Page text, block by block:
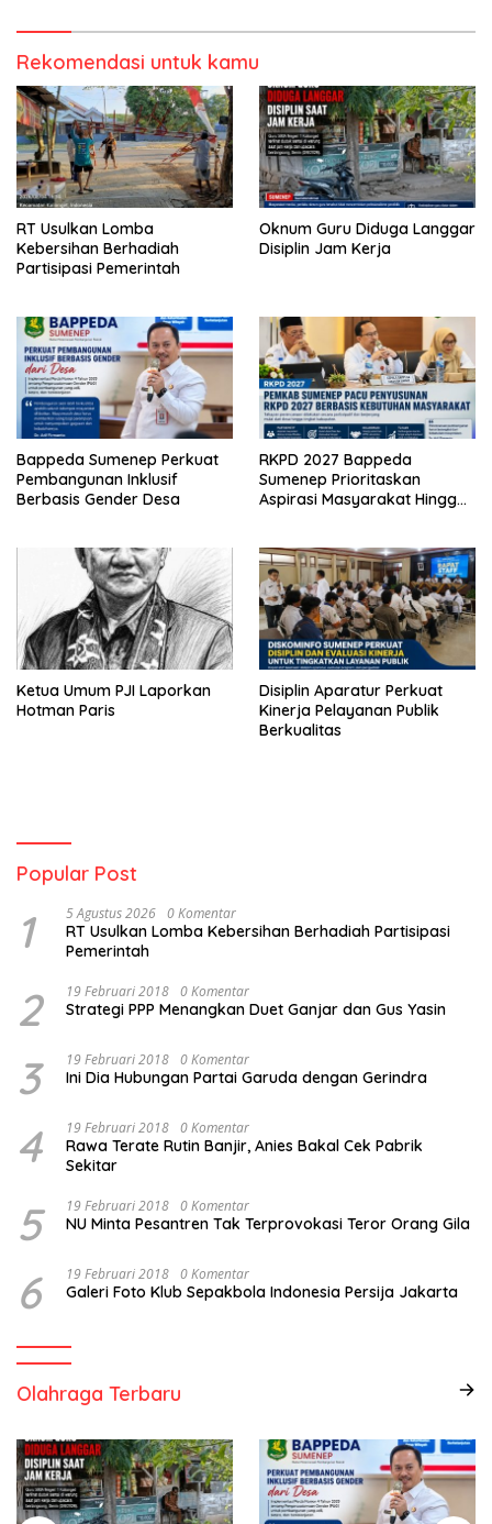
Rekomendasi untuk kamu
RT Usulkan Lomba
Kebersihan Berhadiah
Partisipasi Pemerintah
Oknum Guru Diduga Langgar
Disiplin Jam Kerja
Bappeda Sumenep Perkuat
Pembangunan Inklusif
Berbasis Gender Desa
RKPD 2027 Bappeda
Sumenep Prioritaskan
Aspirasi Masyarakat Hingga
Ketua Umum PJI Laporkan
Hotman Paris
Disiplin Aparatur Perkuat
Kinerja Pelayanan Publik
Berkualitas
Popular Post
1 5 Agustus 2026 0 Komentar
RT Usulkan Lomba Kebersihan Berhadiah Partisipasi
Pemerintah
2 19 Februari 2018 0 Komentar
Strategi PPP Menangkan Duet Ganjar dan Gus Yasin
3 19 Februari 2018 0 Komentar
Ini Dia Hubungan Partai Garuda dengan Gerindra
4 19 Februari 2018 0 Komentar
Rawa Terate Rutin Banjir, Anies Bakal Cek Pabrik
Sekitar
5 19 Februari 2018 0 Komentar
NU Minta Pesantren Tak Terprovokasi Teror Orang Gila
6 19 Februari 2018 0 Komentar
Galeri Foto Klub Sepakbola Indonesia Persija Jakarta
Olahraga Terbaru